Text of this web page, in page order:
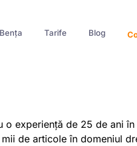
Tarife Blog
o experiență de 25 de ani
de articole în domeniul